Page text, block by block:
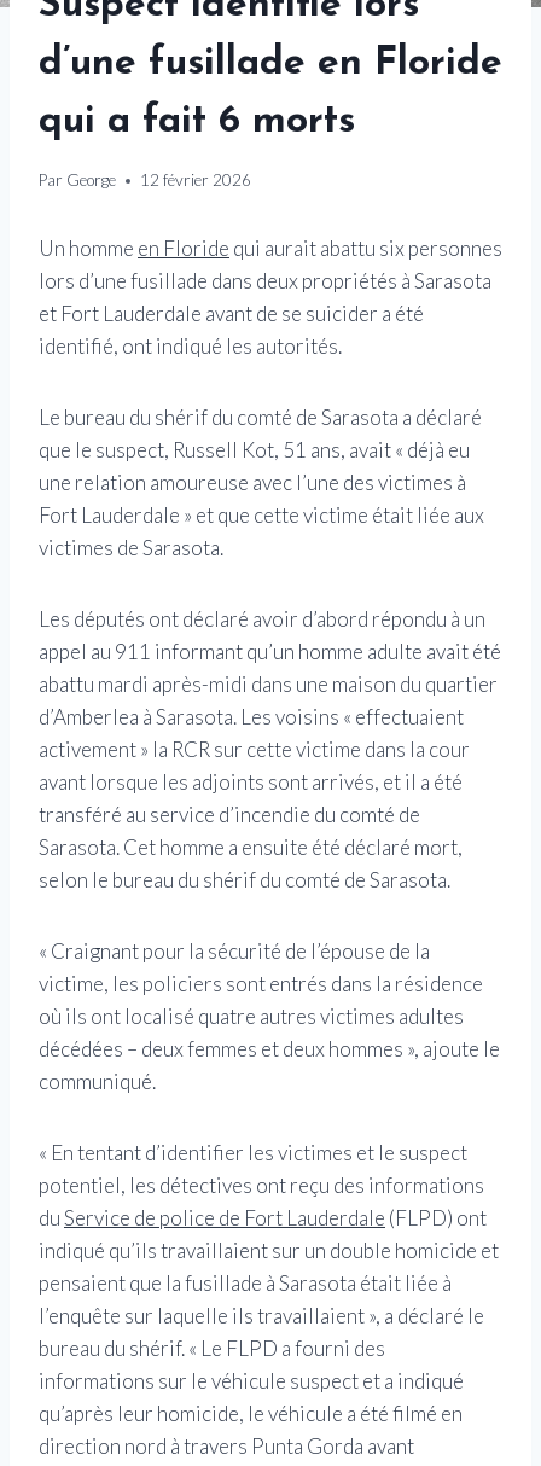
d’une fusillade en Floride
qui a fait 6 morts
Par George 12 février 2026
Un homme en Floride qui aurait abattu six personnes
lors d’une fusillade dans deux propriétés à Sarasota
et Fort Lauderdale avant de se suicider a été
identifié, ont indiqué les autorités.
Le bureau du shérif du comté de Sarasota a déclaré
que le suspect, Russell Kot, 51 ans, avait « déjà eu
une relation amoureuse avec l’une des victimes à
Fort Lauderdale » et que cette victime était liée aux
victimes de Sarasota.
Les députés ont déclaré avoir d’abord répondu à un
appel au 911 informant qu’un homme adulte avait été
abattu mardi après-midi dans une maison du quartier
d’Amberlea à Sarasota. Les voisins « effectuaient
activement » la RCR sur cette victime dans la cour
avant lorsque les adjoints sont arrivés, et il a été
transféré au service d’incendie du comté de
Sarasota. Cet homme a ensuite été déclaré mort,
selon le bureau du shérif du comté de Sarasota.
« Craignant pour la sécurité de l’épouse de la
victime, les policiers sont entrés dans la résidence
où ils ont localisé quatre autres victimes adultes
décédées – deux femmes et deux hommes », ajoute le
communiqué.
« En tentant d’identifier les victimes et le suspect
potentiel, les détectives ont reçu des informations
duService de police de Fort Lauderdale (FLPD) ont
indiqué qu’ils travaillaient sur un double homicide et
pensaient que la fusillade à Sarasota était liée à
l’enquête sur laquelle ils travaillaient », a déclaré le
bureau du shérif. « Le FLPD a fourni des
informations sur le véhicule suspect et a indiqué
qu’après leur homicide, le véhicule a été filmé en
direction nord à travers Punta Gorda avant